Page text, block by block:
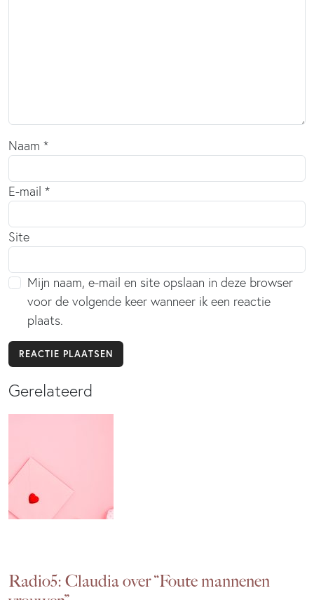
Naam *
E-mail *
Site
Mijn naam, e-mail en site opslaan in deze browser
voor de volgende keer wanneer ik een reactie
plaats.
Gerelateerd
Radio5: Claudia over “Foute mannenen